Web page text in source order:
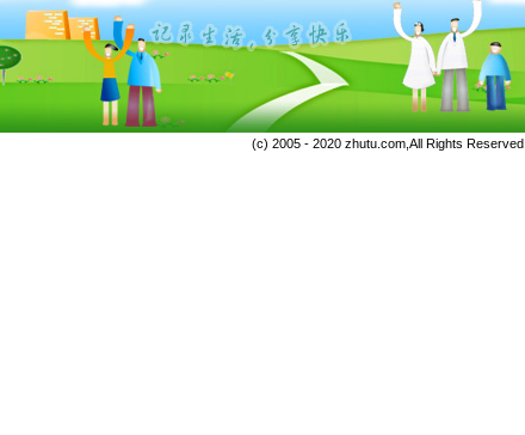
(c) 2005 - 2020 zhutu.com,All Rights Reserved